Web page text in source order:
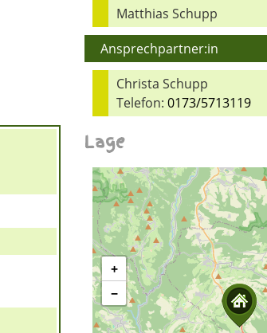
Matthias Schupp
Ansprechpartner:in
Christa Schupp
Telefon:0173/5713119
Lage
+
−